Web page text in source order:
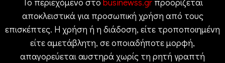
αποκλειστικά για προσωπική χρήση από τους
επισκέπτες. Η χρήση ή η διάδοση, είτε τροποποιημένη
είτε αμετάβλητη, σε οποιαδήποτε μορφή,
απαγορεύεται αυστηρά χωρίς τη ρητή γραπτή